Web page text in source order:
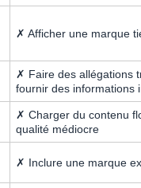
✗ Afficher une marque
✗ Faire des allégations
fournir des informations
✗ Charger du contenu
qualité médiocre
✗ Inclure une marque